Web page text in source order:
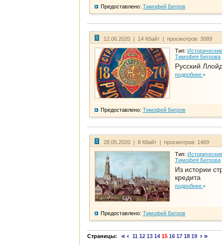
Предоставлено: Тимофей Бегров
12.06.2020 | 14 Кбайт | просмотров: 3089
Тип:
Тимофея Бегрова
Русский
подробнее
Предоставлено: Тимофей Бегров
28.05.2020 | 8 Кбайт | просмотров: 1469
Тип:
Тимофея Бегрова
Из истории
кредита
подробнее
Предоставлено: Тимофей Бегров
Страницы: 11 12 13 14 15 16 17 18 19